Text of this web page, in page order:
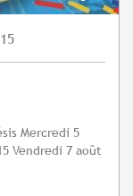
Mercredi 5
Vendredi 7 août